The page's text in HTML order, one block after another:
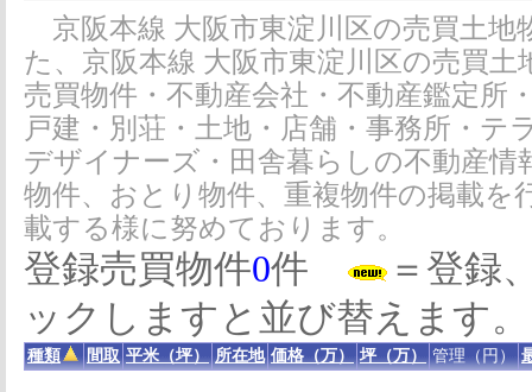
京阪本線 大阪市東淀川区の売買土
た、京阪本線 大阪市東淀川区の売買
売買物件・不動産会社・不動産鑑定所
戸建・別荘・土地・店舗・事務所・
デザイナーズ・田舎暮らしの不動産
物件、おとり物件、重複物件の掲載
載する様に努めております。
登録売買物件0件
＝登録
ックしますと並び替えます。
種類 間取 平米（坪） 所在地 価格（万） 坪（万） 管理（円）